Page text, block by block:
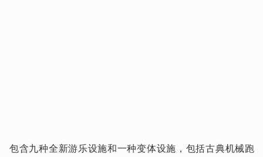
包含九种全新游乐设施和一种变体设施，包括古典机械跑